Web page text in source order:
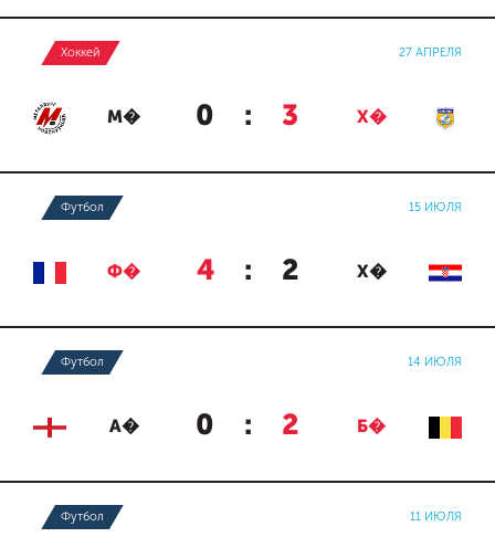
Хоккей 27 АПРЕЛЯ
М� 0 : 3 Х�
Футбол 15 ИЮЛЯ
Ф� 4 : 2 Х�
Футбол 14 ИЮЛЯ
А� 0 : 2 Б�
Футбол 11 ИЮЛЯ